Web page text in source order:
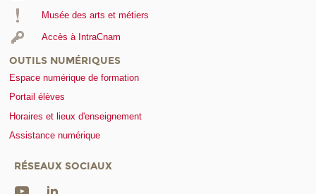
Musée des arts et métiers
Accès à IntraCnam
OUTILS NUMÉRIQUES
Espace numérique de formation
Portail élèves
Horaires et lieux d'enseignement
Assistance numérique
RÉSEAUX SOCIAUX